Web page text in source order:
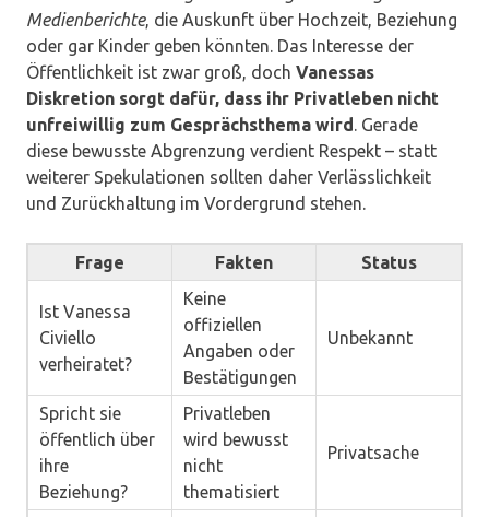
Medienberichte, die Auskunft über Hochzeit, Beziehung
oder gar Kinder geben könnten. Das Interesse der
Öffentlichkeit ist zwar groß, doch Vanessas
Diskretion sorgt dafür, dass ihr Privatleben nicht
unfreiwillig zum Gesprächsthema wird . Gerade
diese bewusste Abgrenzung verdient Respekt – statt
weiterer Spekulationen sollten daher Verlässlichkeit
und Zurückhaltung im Vordergrund stehen.
Frage Fakten Status
Ist Vanessa
Civiello
verheiratet?
Keine
offiziellen
Angaben oder
Bestätigungen
Unbekannt
Spricht sie
öffentlich über
ihre
Beziehung?
Privatleben
wird bewusst
nicht
thematisiert
Privatsache